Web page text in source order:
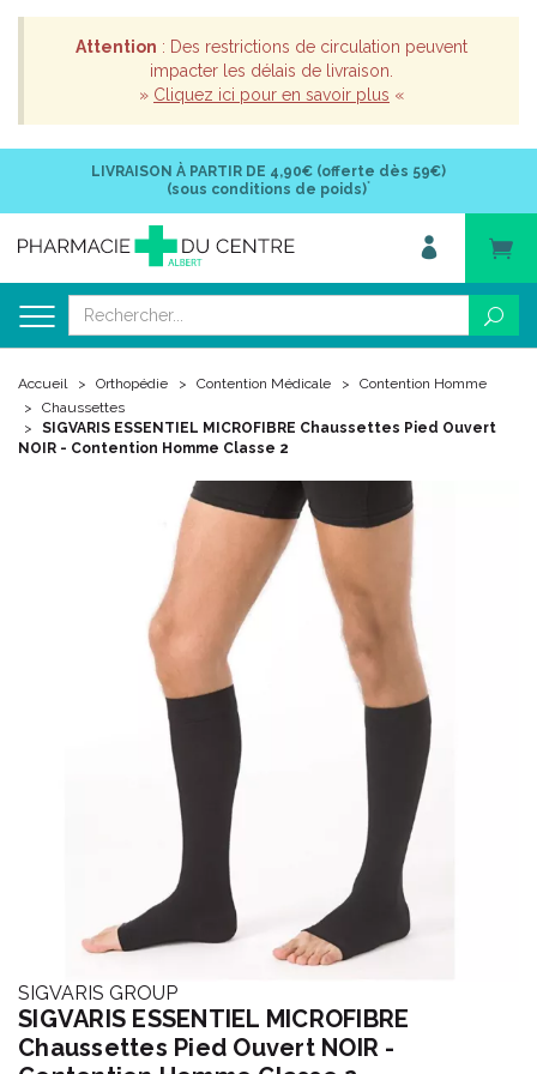
Attention : Des restrictions de circulation peuvent
impacter les délais de livraison.
» Cliquez ici pour en savoir plus «
LIVRAISON À PARTIR DE 4,90€ (offerte dès 59€)
(sous conditions de poids)*
Accueil Orthopédie Contention Médicale
Contention Homme
Chaussettes
SIGVARIS ESSENTIEL MICROFIBRE Chaussettes Pied Ouvert
NOIR - Contention Homme Classe 2
SIGVARIS GROUP
SIGVARIS ESSENTIEL MICROFIBRE
Chaussettes Pied Ouvert NOIR -